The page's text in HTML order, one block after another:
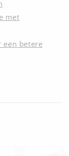
met
een betere